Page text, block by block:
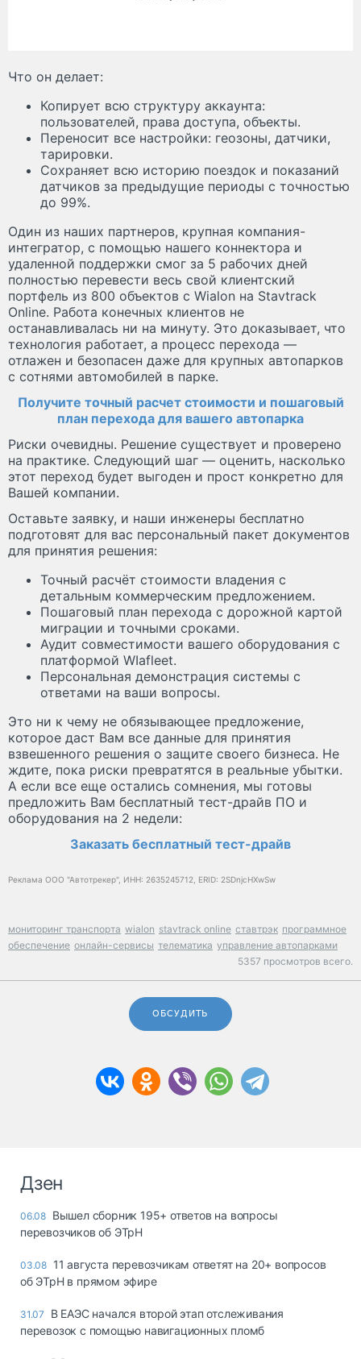
Что он делает:
Копирует всю структуру аккаунта:
пользователей, права доступа, объекты.
Переносит все настройки: геозоны, датчики,
тарировки.
Сохраняет всю историю поездок и показаний
датчиков за предыдущие периоды с точностью
до 99%.
Один из наших партнеров, крупная компания-
интегратор, с помощью нашего коннектора и
удаленной поддержки смог за 5 рабочих дней
полностью перевести весь свой клиентский
портфель из 800 объектов с Wialon на Stavtrack
Online. Работа конечных клиентов не
останавливалась ни на минуту. Это доказывает, что
технология работает, а процесс перехода —
отлажен и безопасен даже для крупных автопарков
с сотнями автомобилей в парке.
Получите точный расчет стоимости и пошаговый
план перехода для вашего автопарка
Риски очевидны. Решение существует и проверено
на практике. Следующий шаг — оценить, насколько
этот переход будет выгоден и прост конкретно для
Вашей компании.
Оставьте заявку, и наши инженеры бесплатно
подготовят для вас персональный пакет документов
для принятия решения:
Точный расчёт стоимости владения с
детальным коммерческим предложением.
Пошаговый план перехода с дорожной картой
миграции и точными сроками.
Аудит совместимости вашего оборудования с
платформой WIafleet.
Персональная демонстрация системы с
ответами на ваши вопросы.
Это ни к чему не обязывающее предложение,
которое даст Вам все данные для принятия
взвешенного решения о защите своего бизнеса. Не
ждите, пока риски превратятся в реальные убытки.
А если все еще остались сомнения, мы готовы
предложить Вам бесплатный тест-драйв ПО и
оборудования на 2 недели:
Заказать бесплатный тест-драйв
Реклама ООО "Автотрекер", ИНН: 2635245712, ERID: 2SDnjcHXwSw
мониторинг транспорта wialon stavtrack online ставтрэк программное
обеспечение онлайн-сервисы телематика управление автопарками
5357 просмотров всего.
ОБСУДИТЬ
Дзен
06.08 Вышел сборник 195+ ответов на вопросы
перевозчиков об ЭТрН
03.08 11 августа перевозчикам ответят на 20+ вопросов
об ЭТрН в прямом эфире
31.07
В ЕАЭС начался второй этап отслеживания
перевозок с помощью навигационных пломб